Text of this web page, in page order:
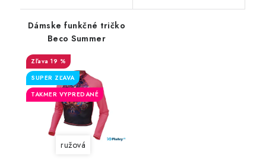
Dámske funkčné tričko
Beco Summer
19 %
SUPER ZĽAVA
TAKMER VYPREDANÉ
ružová